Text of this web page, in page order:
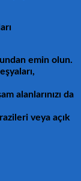
emin olun.
alanlarınızı da
veya açık